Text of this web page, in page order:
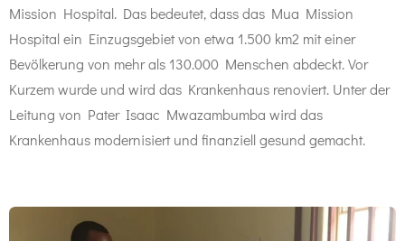
Mission Hospital. Das bedeutet, dass das Mua Mission
Hospital ein Einzugsgebiet von etwa 1.500 km2 mit einer
Bevölkerung von mehr als 130.000 Menschen abdeckt. Vor
Kurzem wurde und wird das Krankenhaus renoviert. Unter der
Leitung von Pater Isaac Mwazambumba wird das
Krankenhaus modernisiert und finanziell gesund gemacht.